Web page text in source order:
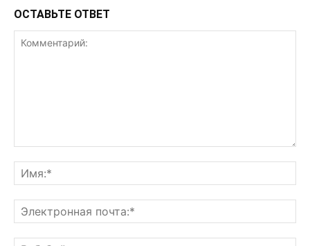
ОСТАВЬТЕ ОТВЕТ